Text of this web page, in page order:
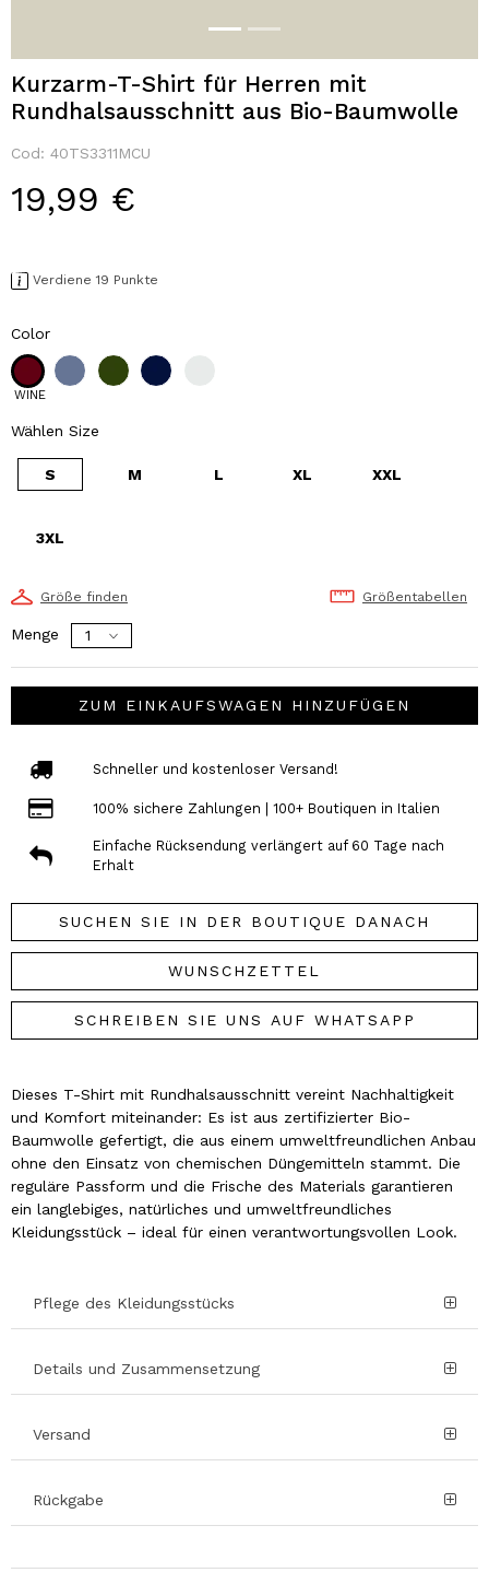
Kurzarm-T-Shirt für Herren mit
Rundhalsausschnitt aus Bio-Baumwolle
Cod: 40TS3311MCU
19,99 €
Verdiene 19 Punkte
Color
WINE
Wählen Size
S M L XL XXL
3XL
Größe finden Größentabellen
Menge
ZUM EINKAUFSWAGEN HINZUFÜGEN
Schneller und kostenloser Versand!
100% sichere Zahlungen | 100+ Boutiquen in Italien
Einfache Rücksendung verlängert auf 60 Tage nach
Erhalt
SUCHEN SIE IN DER BOUTIQUE DANACH
WUNSCHZETTEL
SCHREIBEN SIE UNS AUF WHATSAPP
Dieses T-Shirt mit Rundhalsausschnitt vereint Nachhaltigkeit
und Komfort miteinander: Es ist aus zertifizierter Bio-
Baumwolle gefertigt, die aus einem umweltfreundlichen Anbau
ohne den Einsatz von chemischen Düngemitteln stammt. Die
reguläre Passform und die Frische des Materials garantieren
ein langlebiges, natürliches und umweltfreundliches
Kleidungsstück – ideal für einen verantwortungsvollen Look.
Pflege des Kleidungsstücks
Details und Zusammensetzung
Versand
Rückgabe